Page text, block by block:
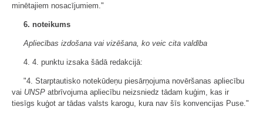
minētajiem nosacījumiem."
6. noteikums
Apliecības izdošana vai vizēšana, ko veic cita valdība
4. 4. punktu izsaka šādā redakcijā:
"4. Starptautisko notekūdeņu piesārņojuma novēršanas apliecību
vai UNSP atbrīvojuma apliecību neizsniedz tādam kuģim, kas ir
tiesīgs kuģot ar tādas valsts karogu, kura nav šīs konvencijas Puse."